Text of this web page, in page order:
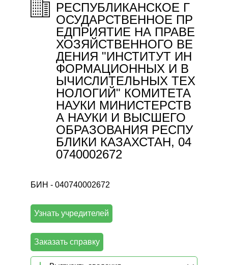
РЕСПУБЛИКАНСКОЕ Г
ОСУДАРСТВЕННОЕ ПР
ЕДПРИЯТИЕ НА ПРАВЕ
ХОЗЯЙСТВЕННОГО ВЕ
ДЕНИЯ "ИНСТИТУТ ИН
ФОРМАЦИОННЫХ И В
ЫЧИСЛИТЕЛЬНЫХ ТЕХ
НОЛОГИЙ" КОМИТЕТА
НАУКИ МИНИСТЕРСТВ
А НАУКИ И ВЫСШЕГО
ОБРАЗОВАНИЯ РЕСПУ
БЛИКИ КАЗАХСТАН, 04
0740002672
БИН - 040740002672
Узнать учредителей
Заказать справку